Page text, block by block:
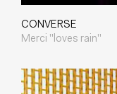
CONVERSE
Merci "loves rain"